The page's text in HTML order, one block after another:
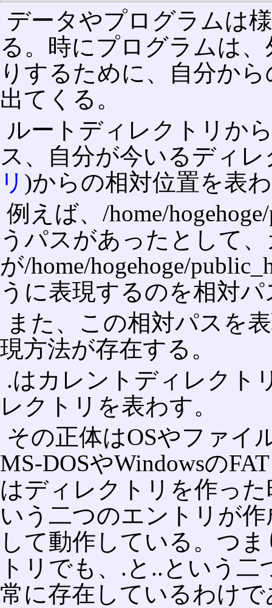
データやプログラムは
る。時にプログラムは
りするために、自分か
出てくる。
ルートディレクトリか
ス、自分が今いるディ
リ )からの相対位置を表
例えば、/home/
うパスがあったとして
が/home/hogehoge/
うに表現するのを相対
また、この相対パスを
現方法が存在する。
.はカレントディレクト
レクトリを表わす。
その正体はOSやファイ
MS-DOSやWindowsの
はディレクトリを作っ
いう二つのエントリが
して動作している。つ
トリでも、.と..という
常に存在しているわけで